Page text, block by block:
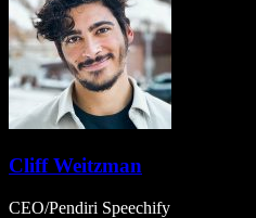
Cliff Weitzman
CEO/Pendiri Speechify